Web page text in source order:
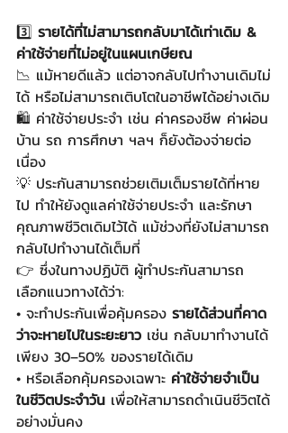
3️⃣ รายได้ที่ไม่สามารถกลับมาได้เท่าเดิม &
ค่าใช้จ่ายที่ไม่อยู่ในแผนเกษียณ
📉 แม้หายดีแล้ว แต่อาจกลับไปทำงานเดิมไม่
ได้ หรือไม่สามารถเติบโตในอาชีพได้อย่างเดิม
🛍️ ค่าใช้จ่ายประจำ เช่น ค่าครองชีพ ค่าผ่อน
บ้าน รถ การศึกษา ฯลฯ ก็ยังต้องจ่ายต่อ
เนื่อง
💡 ประกันสามารถช่วยเติมเต็มรายได้ที่หาย
ไป ทำให้ยังดูแลค่าใช้จ่ายประจำ และรักษา
คุณภาพชีวิตเดิมไว้ได้ แม้ช่วงที่ยังไม่สามารถ
กลับไปทำงานได้เต็มที่
👉 ซึ่งในทางปฏิบัติ ผู้ทำประกันสามารถ
เลือกแนวทางได้ว่า:
• จะทำประกันเพื่อคุ้มครอง รายได้ส่วนที่คาด
ว่าจะหายไปในระยะยาว เช่น กลับมาทำงานได้
เพียง 30–50% ของรายได้เดิม
• หรือเลือกคุ้มครองเฉพาะ ค่าใช้จ่ายจำเป็น
ในชีวิตประจำวัน เพื่อให้สามารถดำเนินชีวิตได้
อย่างมั่นคง